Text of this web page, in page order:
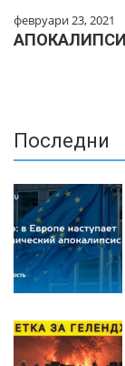
февруари 23, 2021
Последни